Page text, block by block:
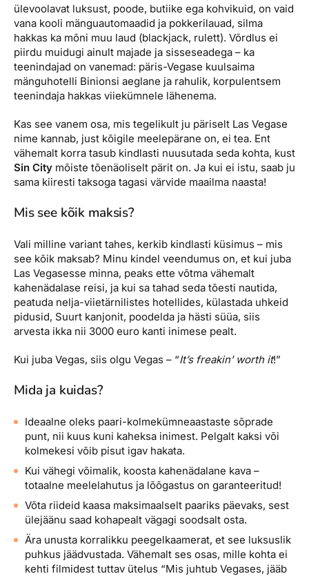
ülevoolavat luksust, poode, butiike ega kohvikuid, on vaid
vana kooli mänguautomaadid ja pokkerilauad, silma
hakkas ka mõni muu laud (blackjack, rulett). Võrdlus ei
piirdu muidugi ainult majade ja sisseseadega – ka
teenindajad on vanemad: päris-Vegase kuulsaima
mänguhotelli Binionsi aeglane ja rahulik, korpulentsem
teenindaja hakkas viiekümnele lähenema.
Kas see vanem osa, mis tegelikult ju päriselt Las Vegase
nime kannab, just kõigile meelepärane on, ei tea. Ent
vähemalt korra tasub kindlasti nuusutada seda kohta, kust
Sin City mõiste tõenäoliselt pärit on. Ja kui ei istu, saab ju
sama kiiresti taksoga tagasi värvide maailma naasta!
Mis see kõik maksis?
Vali milline variant tahes, kerkib kindlasti küsimus – mis
see kõik maksab? Minu kindel veendumus on, et kui juba
Las Vegasesse minna, peaks ette võtma vähemalt
kahenädalase reisi, ja kui sa tahad seda tõesti nautida,
peatuda nelja-viietärnilistes hotellides, külastada uhkeid
pidusid, Suurt kanjonit, poodelda ja hästi süüa, siis
arvesta ikka nii 3000 euro kanti inimese pealt.
Kui juba Vegas, siis olgu Vegas – “It’s freakin’ worth it!”
Mida ja kuidas?
Ideaalne oleks paari-kolmekümneaastaste sõprade
punt, nii kuus kuni kaheksa inimest. Pelgalt kaksi või
kolmekesi võib pisut igav hakata.
Kui vähegi võimalik, koosta kahenädalane kava –
totaalne meelelahutus ja lõõgastus on garanteeritud!
Võta riideid kaasa maksimaalselt paariks päevaks, sest
ülejäänu saad kohapealt vägagi soodsalt osta.
Ära unusta korralikku peegelkaamerat, et see luksuslik
puhkus jäädvustada. Vähemalt ses osas, mille kohta ei
kehti filmidest tuttav ütelus “Mis juhtub Vegases, jääb